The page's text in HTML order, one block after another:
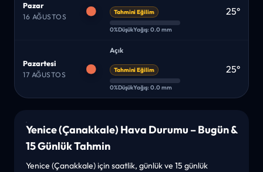
Pazar
16 AĞUSTOS
Tahmini Eğilim
0%DüşükYağış: 0.0 mm
25°
Pazartesi
17 AĞUSTOS
Açık
Tahmini Eğilim
0%DüşükYağış: 0.0 mm
25°
Yenice (Çanakkale) Hava Durumu – Bugün &
15 Günlük Tahmin
Yenice (Çanakkale) için saatlik, günlük ve 15 günlük